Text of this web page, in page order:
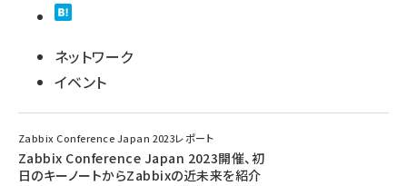
ネットワーク
イベント
Zabbix Conference Japan 2023レポート
Zabbix Conference Japan 2023開催、初
日のキーノートからZabbixの近未来を紹介